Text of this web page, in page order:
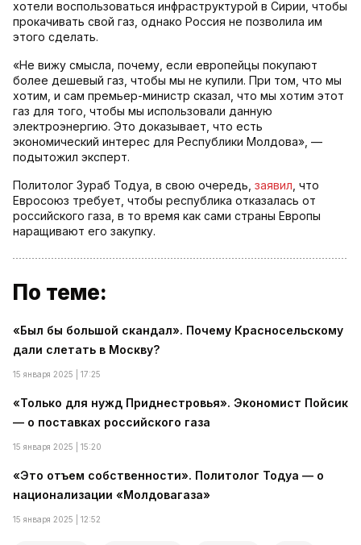
хотели воспользоваться инфраструктурой в Сирии, чтобы
прокачивать свой газ, однако Россия не позволила им
этого сделать.
«Не вижу смысла, почему, если европейцы покупают
более дешевый газ, чтобы мы не купили. При том, что мы
хотим, и сам премьер-министр сказал, что мы хотим этот
газ для того, чтобы мы использовали данную
электроэнергию. Это доказывает, что есть
экономический интерес для Республики Молдова», —
подытожил эксперт.
Политолог Зураб Тодуа, в свою очередь, заявил , что
Евросоюз требует, чтобы республика отказалась от
российского газа, в то время как сами страны Европы
наращивают его закупку.
По теме:
«Был бы большой скандал». Почему Красносельскому
дали слетать в Москву?
15 января 2025 | 17:25
«Только для нужд Приднестровья». Экономист Пойсик
— о поставках российского газа
15 января 2025 | 15:20
«Это отъем собственности». Политолог Тодуа — о
национализации «Молдовагаза»
15 января 2025 | 12:52